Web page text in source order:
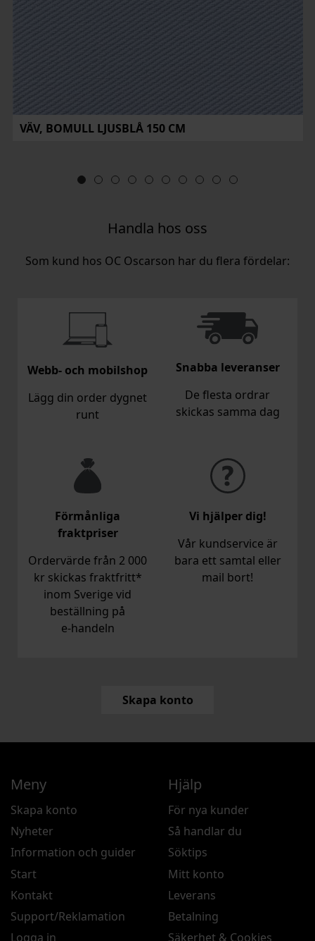
VÄV, BOMULL LJUSBLÅ 150 CM
Handla hos oss
Som kund hos OC Oscarson har du flera fördelar:
Webb- och mobilshop
Lägg din order dygnet
runt
Snabba leveranser
De flesta ordrar
skickas samma dag
Förmånliga
fraktpriser
Ordervärde från 2 000
kr skickas fraktfritt*
inom Sverige vid
beställning på
e‑handeln
Vi hjälper dig!
Vår kundservice är
bara ett samtal eller
mail bort!
Skapa konto
Meny
Skapa konto
Nyheter
Information och guider
Start
Kontakt
Support/Reklamation
Logga in
Hjälp
För nya kunder
Så handlar du
Söktips
Mitt konto
Leverans
Betalning
Säkerhet & Cookies